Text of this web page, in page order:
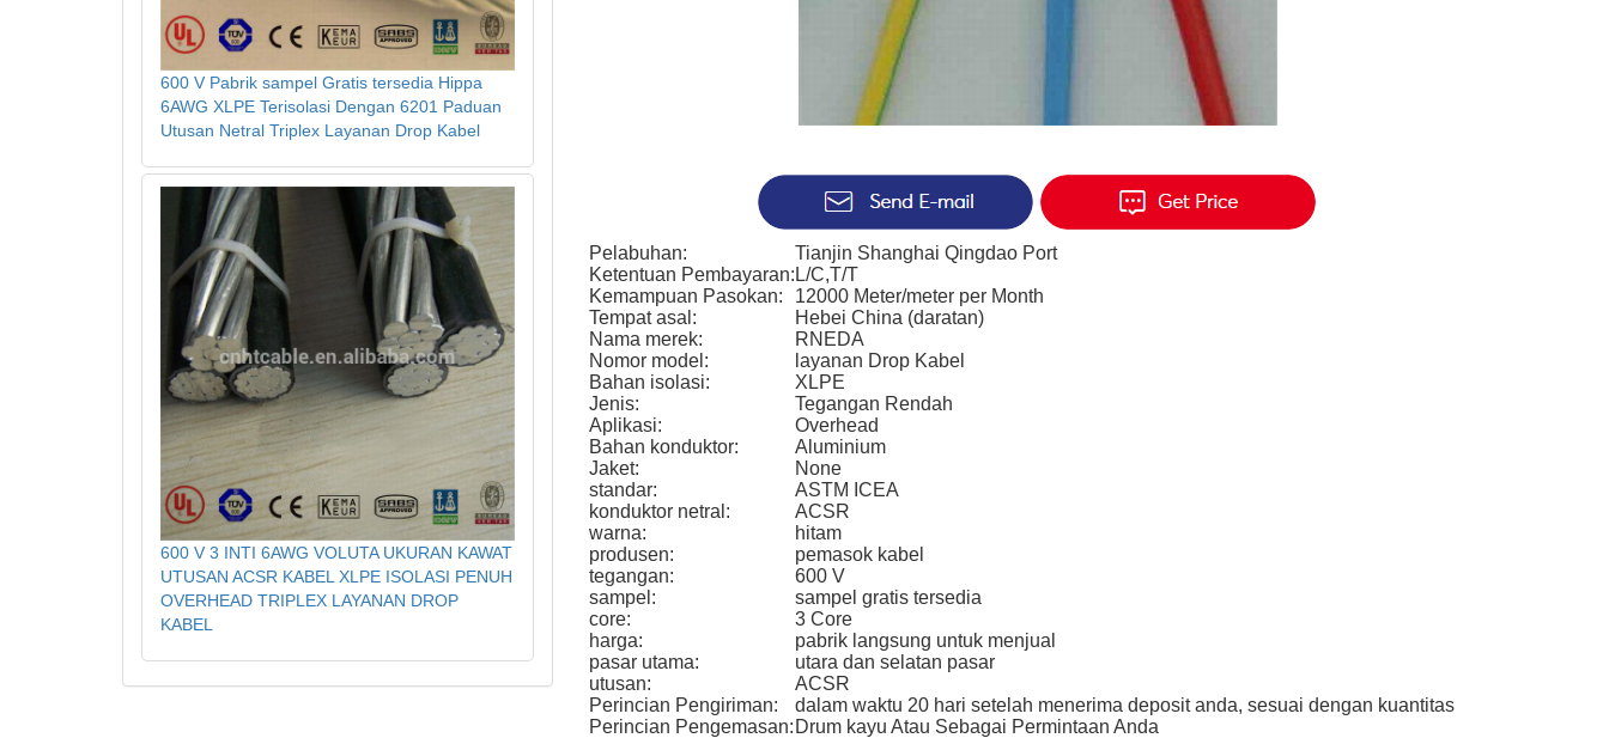
Pelabuhan:
Tianjin Shanghai Qingdao Port
Ketentuan Pembayaran: L/C,T/T
Kemampuan Pasokan:
12000 Meter/meter per Month
Tempat asal:
Hebei China (daratan)
Nama merek:
RNEDA
Nomor model:
layanan Drop Kabel
Bahan isolasi:
XLPE
Jenis:
Tegangan Rendah
Aplikasi:
Overhead
Bahan konduktor:
Aluminium
Jaket:
None
standar:
ASTM ICEA
konduktor netral:
ACSR
warna:
hitam
produsen:
pemasok kabel
tegangan:
600 V
sampel:
sampel gratis tersedia
core:
3 Core
harga:
pabrik langsung untuk menjual
pasar utama:
utara dan selatan pasar
utusan:
ACSR
Perincian Pengiriman:
dalam waktu 20 hari setelah menerima deposit anda, sesuai dengan kuantitas
Perincian Pengemasan: Drum kayu Atau Sebagai Permintaan Anda
600 V Pabrik sampel Gratis tersedia Hippa
6AWG XLPE Terisolasi Dengan 6201 Paduan
Utusan Netral Triplex Layanan Drop Kabel
600 V 3 INTI 6AWG VOLUTA UKURAN KAWAT
UTUSAN ACSR KABEL XLPE ISOLASI PENUH
OVERHEAD TRIPLEX LAYANAN DROP
KABEL